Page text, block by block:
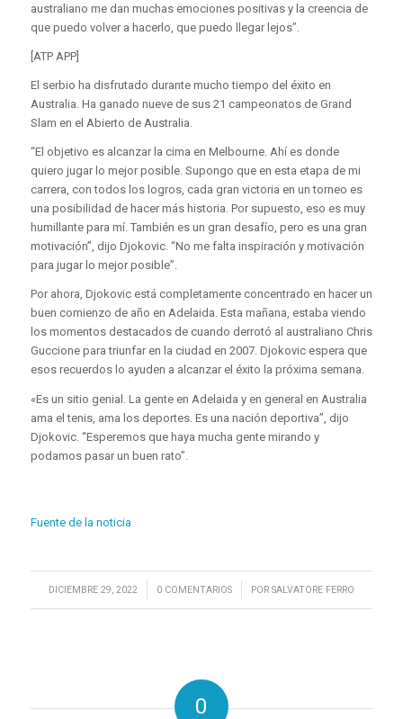
australiano me dan muchas emociones positivas y la creencia de
que puedo volver a hacerlo, que puedo llegar lejos”.
[ATP APP]
El serbio ha disfrutado durante mucho tiempo del éxito en
Australia. Ha ganado nueve de sus 21 campeonatos de Grand
Slam en el Abierto de Australia.
“El objetivo es alcanzar la cima en Melbourne. Ahí es donde
quiero jugar lo mejor posible. Supongo que en esta etapa de mi
carrera, con todos los logros, cada gran victoria en un torneo es
una posibilidad de hacer más historia. Por supuesto, eso es muy
humillante para mí. También es un gran desafío, pero es una gran
motivación”, dijo Djokovic. “No me falta inspiración y motivación
para jugar lo mejor posible”.
Por ahora, Djokovic está completamente concentrado en hacer un
buen comienzo de año en Adelaida. Esta mañana, estaba viendo
los momentos destacados de cuando derrotó al australiano Chris
Guccione para triunfar en la ciudad en 2007. Djokovic espera que
esos recuerdos lo ayuden a alcanzar el éxito la próxima semana.
«Es un sitio genial. La gente en Adelaida y en general en Australia
ama el tenis, ama los deportes. Es una nación deportiva”, dijo
Djokovic. “Esperemos que haya mucha gente mirando y
podamos pasar un buen rato”.
Fuente de la noticia
DICIEMBRE 29, 2022
/ 0 COMENTARIOS
/ POR SALVATORE FERRO
0